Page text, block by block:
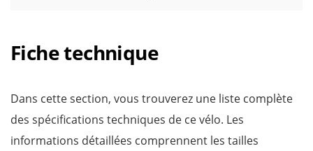
Fiche technique
Dans cette section, vous trouverez une liste complète
des spécifications techniques de ce vélo. Les
informations détaillées comprennent les tailles